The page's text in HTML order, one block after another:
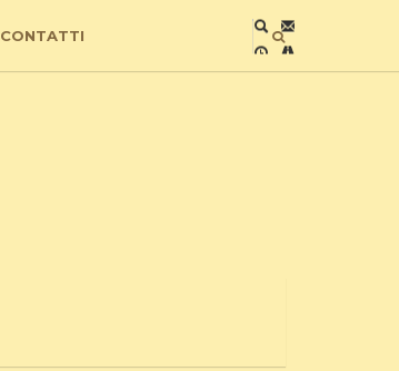
CONTATTI